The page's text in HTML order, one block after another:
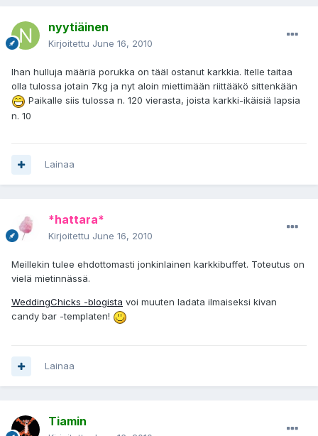
nyytiäinen
Kirjoitettu June 16, 2010
Ihan hulluja määriä porukka on tääl ostanut karkkia. Itelle taitaa
olla tulossa jotain 7kg ja nyt aloin miettimään riittääkö sittenkään
Paikalle siis tulossa n. 120 vierasta, joista karkki-ikäisiä lapsia
n. 10
Lainaa
*hattara*
Kirjoitettu June 16, 2010
Meillekin tulee ehdottomasti jonkinlainen karkkibuffet. Toteutus on
vielä mietinnässä.
WeddingChicks -blogista voi muuten ladata ilmaiseksi kivan
candy bar -templaten!
Lainaa
Tiamin